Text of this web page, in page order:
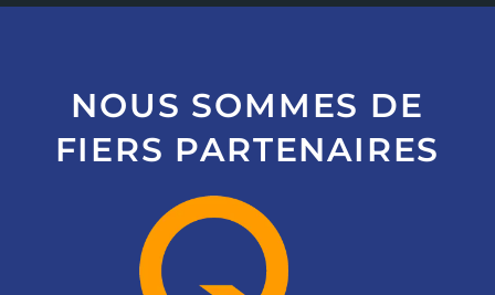
NOUS SOMMES DE
FIERS PARTENAIRES